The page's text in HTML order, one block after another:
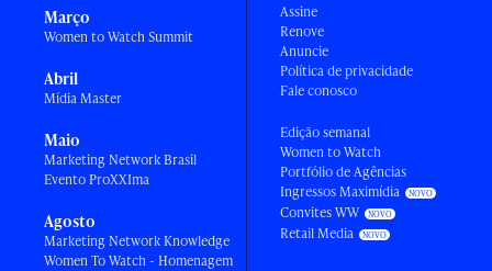
Março
Women to Watch Summit
Abril
Mídia Master
Maio
Marketing Network Brasil
Evento ProXXIma
Agosto
Marketing Network Knowledge
Women To Watch - Homenagem
Assine
Renove
Anuncie
Política de privacidade
Fale conosco
Edição semanal
Women to Watch
Portfólio de Agências
Ingressos Maximídia
Convites WW
Retail Media